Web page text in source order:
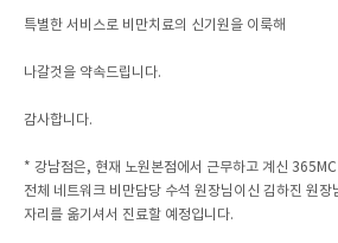
특별한 서비스로 비만치료의 신기원을 이룩해
나갈것을 약속드립니다.
감사합니다.
* 강남점은, 현재 노원본점에서 근무하고 계신 365MC
전체 네트워크 비만담당 수석 원장님이신 김하진 원장
자리를 옮기셔서 진료할 예정입니다.